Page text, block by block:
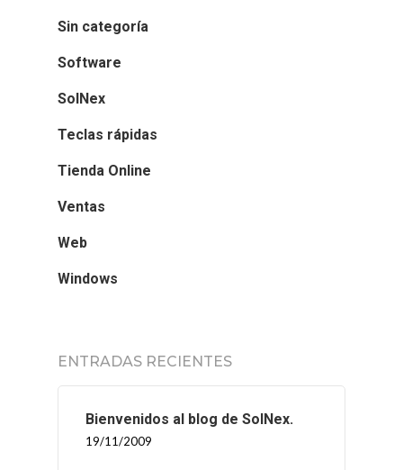
Sin categoría
Software
SolNex
Teclas rápidas
Tienda Online
Ventas
Web
Windows
ENTRADAS RECIENTES
Bienvenidos al blog de SolNex.
19/11/2009